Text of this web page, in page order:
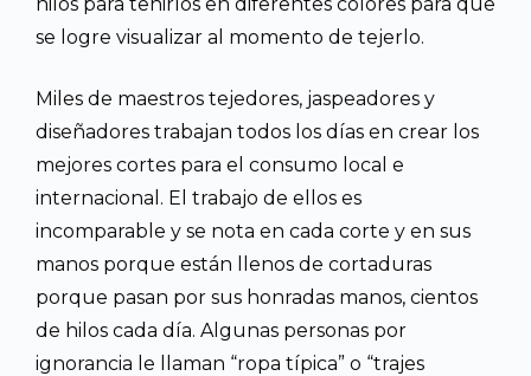
se logre visualizar al momento de tejerlo.
Miles de maestros tejedores, jaspeadores y
diseñadores trabajan todos los días en crear los
mejores cortes para el consumo local e
internacional. El trabajo de ellos es
incomparable y se nota en cada corte y en sus
manos porque están llenos de cortaduras
porque pasan por sus honradas manos, cientos
de hilos cada día. Algunas personas por
ignorancia le llaman “ropa típica” o “trajes